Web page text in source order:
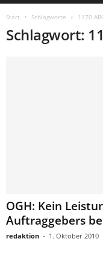
Start Schlagworte 1170
Schlagwort:
OGH: Kein
Auftraggebers
redaktion - 1. Oktober 2010